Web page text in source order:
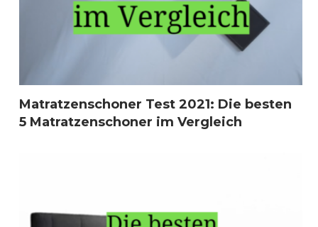
Matratzenschoner Test 2021: Die besten
5 Matratzenschoner im Vergleich